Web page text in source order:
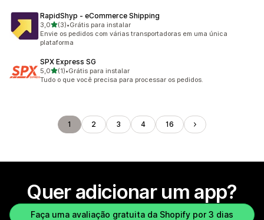
RapidShyp ‑ eCommerce Shipping
3,0de 5 estrelas
(3)
3 avaliações ao todo
•Grátis para instalar
Envie os pedidos com várias transportadoras em uma única
plataforma
SPX Express SG
5,0de 5 estrelas
(1)
1 avaliações ao todo
•Grátis para instalar
Tudo o que você precisa para processar os pedidos.
1 2 3 4 16
Quer adicionar um app?
Faça uma avaliação gratuita da Shopify por 3 dias